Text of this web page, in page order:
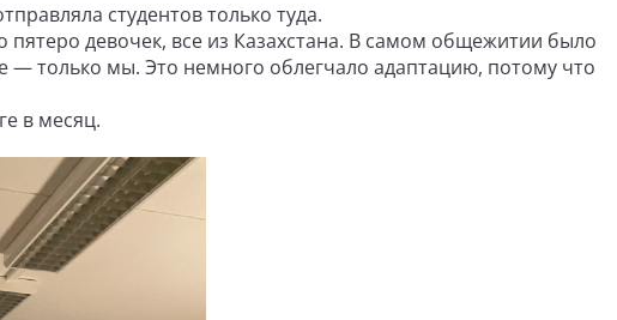
студентов только туда.
девочек, все из Казахстана. В самом общежитии было
только мы. Это немного облегчало адаптацию, потому что
в месяц.